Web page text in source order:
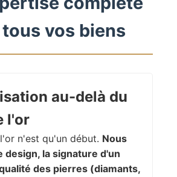
vos biens
au-delà du
l'or
n'est qu'un début. Nous
design, la signature d'un
des pierres (diamants,